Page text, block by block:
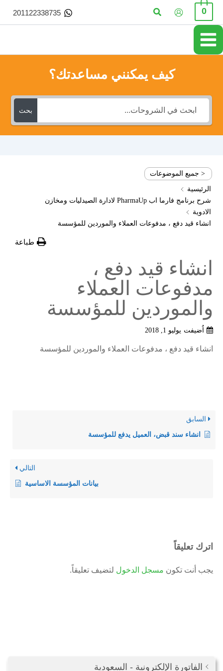
0 البحث 201122338735
كيف يمكنني مساعدتك؟
بحث
الفاتورة الإلكترونية - السعودية
< جميع الموضوعات
الرئيسية
شرح برنامج فارما اب PharmaUp لادارة الصيدليات ومخازن
الادوية
انشاء قيد دفع ، مدفوعات العملاء والموردين للمؤسسة
طباعة
انشاء قيد دفع ،
مدفوعات العملاء
والموردين للمؤسسة
اُضيفت يوليو 1, 2018
انشاء قيد دفع ، مدفوعات العملاء والموردين للمؤسسة
السابق
انشاء سند قبض، العميل يدفع للمؤسسة
التالي
بيانات المؤسسة الاساسية
اترك تعليقاً
يجب أنت تكون مسجل الدخول لتضيف تعليقاً.